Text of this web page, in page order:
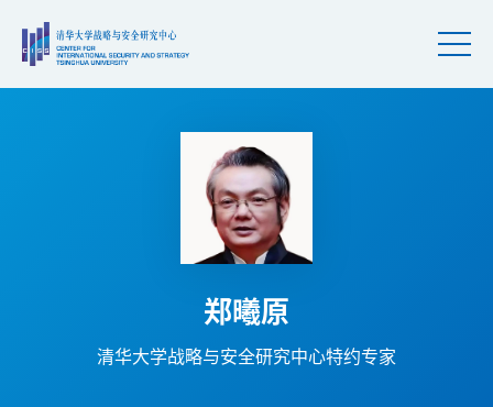
郑曦原
清华大学战略与安全研究中心特约专家